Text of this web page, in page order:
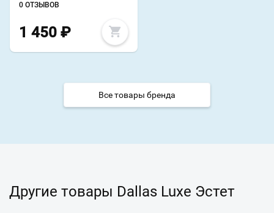
0 ОТЗЫВОВ
1 450 ₽
Все товары бренда
Другие товары Dallas Luxe Эстет